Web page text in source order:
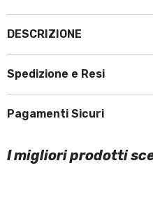
DESCRIZIONE
Spedizione e Resi
Pagamenti Sicuri
I migliori prodotti